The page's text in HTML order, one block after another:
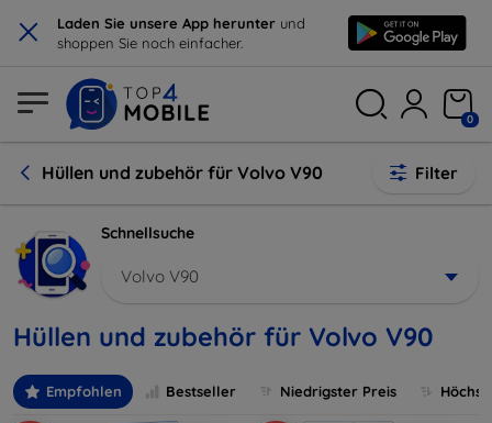
× Laden Sie unsere App herunter und
shoppen Sie noch einfacher.
0
Hüllen und zubehör für Volvo V90 Filter
Schnellsuche
Volvo V90
Hüllen und zubehör für Volvo V90
Empfohlen Bestseller Niedrigster Preis